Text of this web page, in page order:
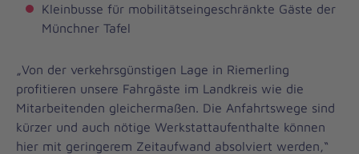
Kleinbusse für mobilitätseingeschränkte Gäste der
Münchner Tafel
„Von der verkehrsgünstigen Lage in Riemerling
profitieren unsere Fahrgäste im Landkreis wie die
Mitarbeitenden gleichermaßen. Die Anfahrtswege sind
kürzer und auch nötige Werkstattaufenthalte können
hier mit geringerem Zeitaufwand absolviert werden,“